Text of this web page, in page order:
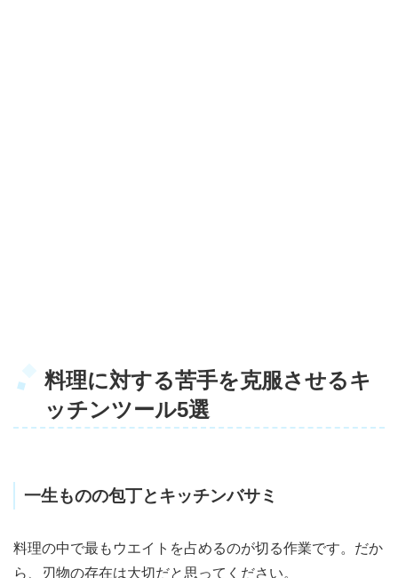
料理に対する苦手を克服させるキ
ッチンツール5選
一生ものの包丁とキッチンバサミ
料理の中で最もウエイトを占めるのが切る作業です。だか
ら、刃物の存在は大切だと思ってください。